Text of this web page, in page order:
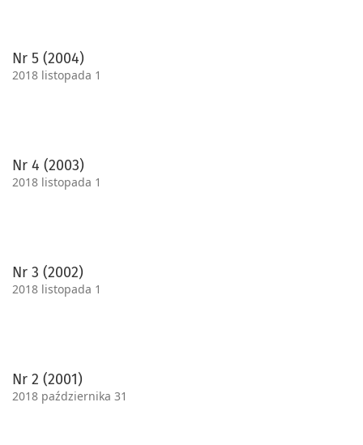
Nr 5 (2004)
2018 listopada 1
Nr 4 (2003)
2018 listopada 1
Nr 3 (2002)
2018 listopada 1
Nr 2 (2001)
2018 października 31